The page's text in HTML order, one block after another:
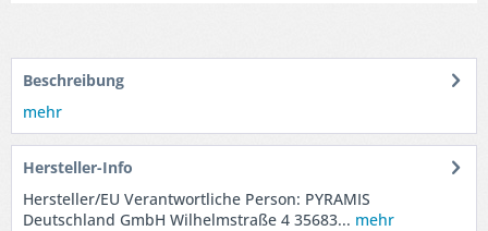
Beschreibung
mehr
Hersteller-Info
Hersteller/EU Verantwortliche Person: PYRAMIS
Deutschland GmbH Wilhelmstraße 4 35683... mehr